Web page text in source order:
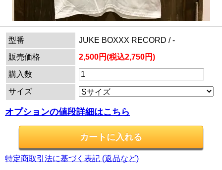
型番
JUKE BOXXX RECORD / -
販売価格
2,500円(税込2,750円)
購入数
サイズ
オプションの値段詳細はこちら
特定商取引法に基づく表記 (返品など)